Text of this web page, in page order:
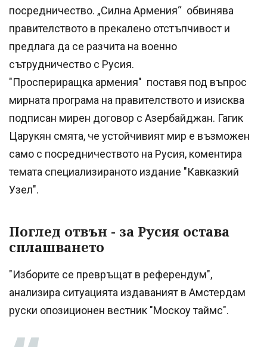
посредничество. „Силна Армения“ обвинява
правителството в прекалено отстъпчивост и
предлага да се разчита на военно
сътрудничество с Русия.
"Проспериращка армения" поставя под въпрос
мирната програма на правителството и изисква
подписан мирен договор с Азербайджан. Гагик
Царукян смята, че устойчивият мир е възможен
само с посредничеството на Русия, коментира
темата специализираното издание "Кавказкий
Узел".
Поглед отвън - за Русия остава
сплашването
"Изборите се превръщат в референдум",
анализира ситуацията издаваният в Амстердам
руски опозиционен вестник "Москоу таймс".